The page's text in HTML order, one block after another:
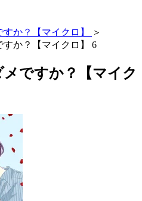
か？【マイクロ】
＞
か？【マイクロ】 6
ですか？【マイク